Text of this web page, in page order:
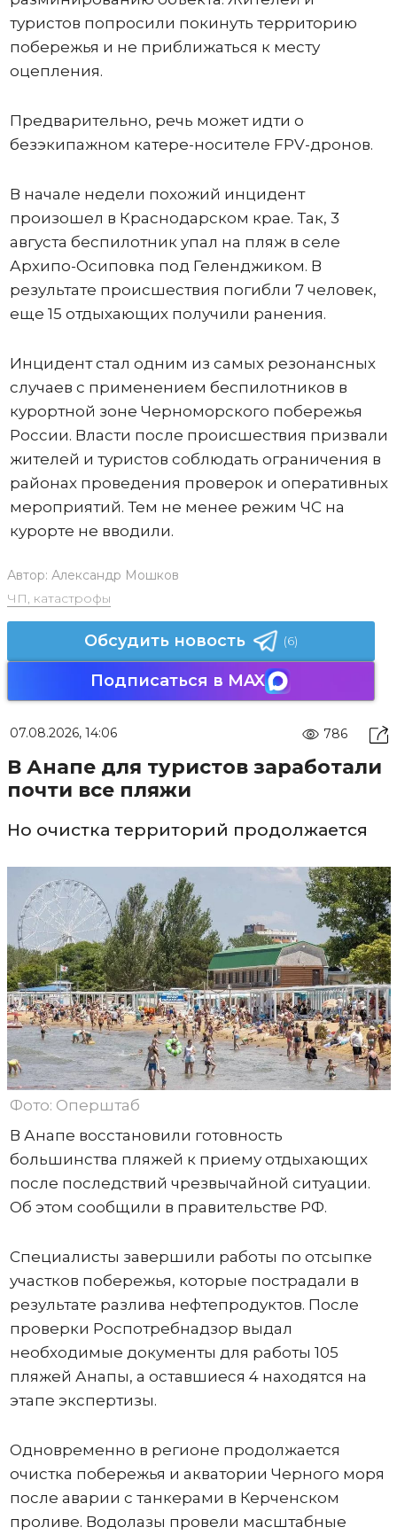
туристов попросили покинуть территорию
побережья и не приближаться к месту
оцепления.
Предварительно, речь может идти о
безэкипажном катере-носителе FPV-дронов.
В начале недели похожий инцидент
произошел в Краснодарском крае. Так, 3
августа беспилотник упал на пляж в селе
Архипо-Осиповка под Геленджиком. В
результате происшествия погибли 7 человек,
еще 15 отдыхающих получили ранения.
Инцидент стал одним из самых резонансных
случаев с применением беспилотников в
курортной зоне Черноморского побережья
России. Власти после происшествия призвали
жителей и туристов соблюдать ограничения в
районах проведения проверок и оперативных
мероприятий. Тем не менее режим ЧС на
курорте не вводили.
Автор: Александр Мошков
ЧП, катастрофы
Обсудить новость (6)
Подписаться в MAX
07.08.2026, 14:06 786
В Анапе для туристов заработали
почти все пляжи
Но очистка территорий продолжается
Фото: Оперштаб
В Анапе восстановили готовность
большинства пляжей к приему отдыхающих
после последствий чрезвычайной ситуации.
Об этом сообщили в правительстве РФ.
Специалисты завершили работы по отсыпке
участков побережья, которые пострадали в
результате разлива нефтепродуктов. После
проверки Роспотребнадзор выдал
необходимые документы для работы 105
пляжей Анапы, а оставшиеся 4 находятся на
этапе экспертизы.
Одновременно в регионе продолжается
очистка побережья и акватории Черного моря
после аварии с танкерами в Керченском
проливе. Водолазы провели масштабные